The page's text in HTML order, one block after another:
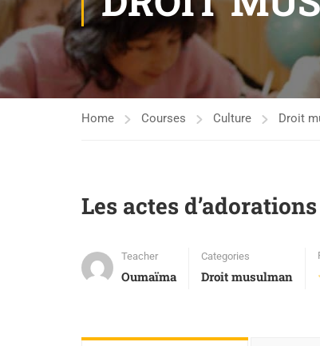
Home Courses Culture Droit
Les actes d’adorations
Teacher
Oumaïma
Categories
Droit musulman